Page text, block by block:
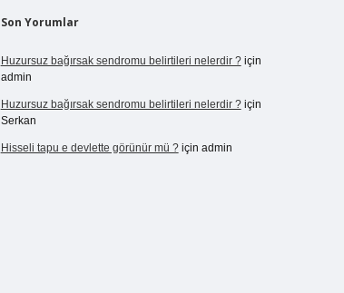
Son Yorumlar
Huzursuz bağırsak sendromu belirtileri nelerdir ?için
admin
Huzursuz bağırsak sendromu belirtileri nelerdir ?için
Serkan
Hisseli tapu e devlette görünür mü ?için admin